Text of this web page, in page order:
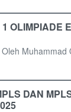
OLIMPIADE
Muhammad
DAN